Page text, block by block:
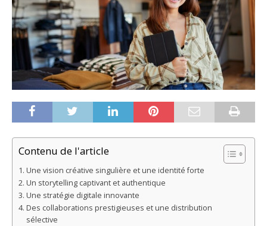
Contenu de l'article
Une vision créative singulière et une identité forte
Un storytelling captivant et authentique
Une stratégie digitale innovante
Des collaborations prestigieuses et une distribution
sélective